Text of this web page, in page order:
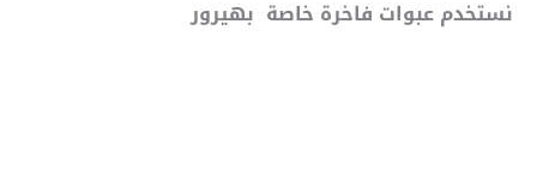
نستخدم عبوات فاخرة خاصة بهيرور